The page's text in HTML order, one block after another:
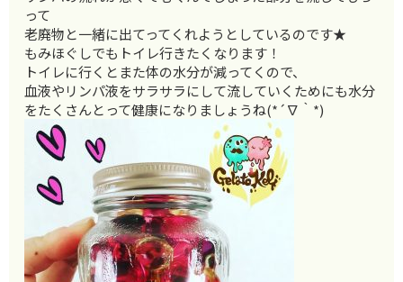
って
老廃物と一緒に出てってくれようとしているのです★
もみほぐしでもトイレ行きたくなります！
トイレに行くとまた体の水分が減ってくので、
血液やリンパ液をサラサラにして流していくためにも水分
をたくさんとって健康になりましょうね(*´∇｀*)